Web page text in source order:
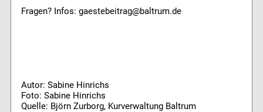
Fragen? Infos: gaestebeitrag@baltrum.de
Autor: Sabine Hinrichs
Foto: Sabine Hinrichs
Quelle: Björn Zurborg, Kurverwaltung Baltrum